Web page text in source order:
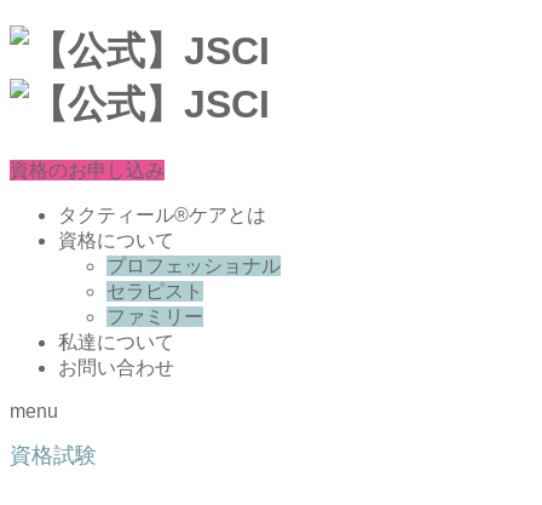
資格のお申し込み
タクティール®ケアとは
資格について
プロフェッショナル
セラピスト
ファミリー
私達について
お問い合わせ
menu
資格試験